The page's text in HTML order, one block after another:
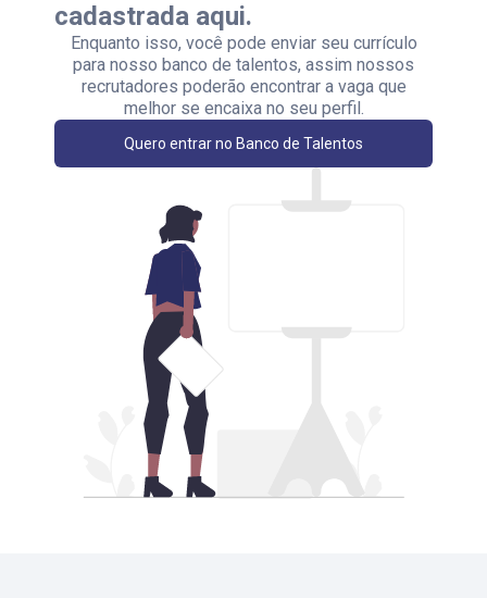
cadastrada aqui.
Enquanto isso, você pode enviar seu currículo
para nosso banco de talentos, assim nossos
recrutadores poderão encontrar a vaga que
melhor se encaixa no seu perfil.
Quero entrar no Banco de Talentos